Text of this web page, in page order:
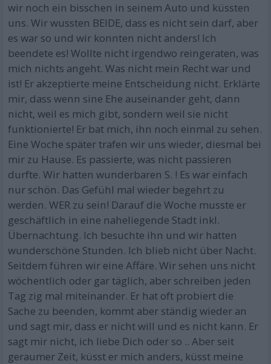
wir noch ein bisschen in seinem Auto und küssten
uns. Wir wussten BEIDE, dass es nicht sein darf, aber
es war so und wir konnten nicht anders! Ich
beendete es! Wollte nicht irgendwo reingeraten, was
mich nichts angeht. Was nicht mein Recht war und
ist! Er akzeptierte meine Entscheidung nicht. Erklärte
mir, dass wenn sine Ehe auseinander geht, dann
nicht, weil es mich gibt, sondern weil sie nicht
funktionierte! Er bat mich, ihn noch einmal zu sehen.
Eine Woche später trafen wir uns wieder, diesmal bei
mir zu Hause. Es passierte, was nicht passieren
durfte. Wir hatten wunderbaren S. ! Es war einfach
nur schön. Das Gefühl mal wieder begehrt zu
werden. WER zu sein! Darauf die Woche musste er
geschäftlich in eine naheliegende Stadt inkl.
Übernachtung. Ich besuchte ihn und wir hatten
wunderschöne Stunden. Ich blieb nicht über Nacht.
Seitdem führen wir eine Affäre. Wir sehen uns nicht
wöchentlich oder gar täglich, aber schreiben jeden
Tag zig mal miteinander. Er hat oft probiert die
Sache zu beenden, kommt aber ständig wieder an
und sagt mir, dass er nicht will und es nicht kann. Er
sagt mir nicht, ich liebe Dich oder so .. Aber seit
geraumer Zeit, küsst er mich anders, küsst meine